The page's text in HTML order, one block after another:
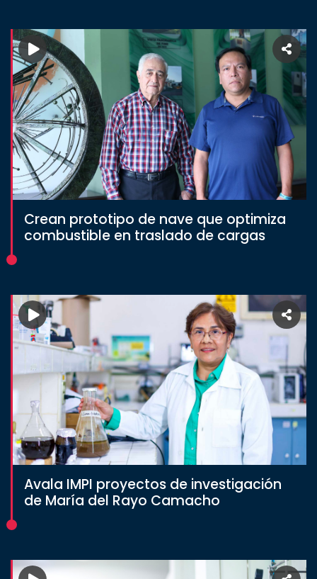
Crean prototipo de nave que optimiza
combustible en traslado de cargas
Avala IMPI proyectos de investigación
de María del Rayo Camacho